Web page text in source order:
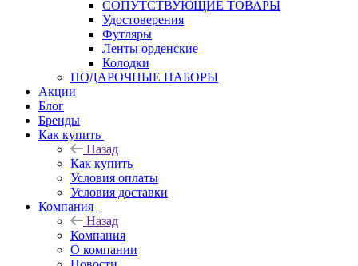
СОПУТСТВУЮЩИЕ ТОВАРЫ
Удостоверения
Футляры
Ленты орденские
Колодки
ПОДАРОЧНЫЕ НАБОРЫ
Акции
Блог
Бренды
Как купить
Назад
Как купить
Условия оплаты
Условия доставки
Компания
Назад
Компания
О компании